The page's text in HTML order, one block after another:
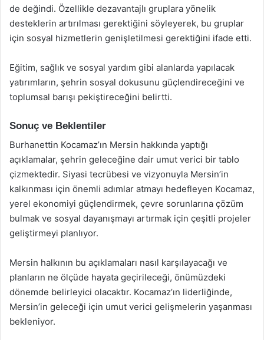
de değindi. Özellikle dezavantajlı gruplara yönelik
desteklerin artırılması gerektiğini söyleyerek, bu gruplar
için sosyal hizmetlerin genişletilmesi gerektiğini ifade etti.
Eğitim, sağlık ve sosyal yardım gibi alanlarda yapılacak
yatırımların, şehrin sosyal dokusunu güçlendireceğini ve
toplumsal barışı pekiştireceğini belirtti.
Sonuç ve Beklentiler
Burhanettin Kocamaz’ın Mersin hakkında yaptığı
açıklamalar, şehrin geleceğine dair umut verici bir tablo
çizmektedir. Siyasi tecrübesi ve vizyonuyla Mersin’in
kalkınması için önemli adımlar atmayı hedefleyen Kocamaz,
yerel ekonomiyi güçlendirmek, çevre sorunlarına çözüm
bulmak ve sosyal dayanışmayı artırmak için çeşitli projeler
geliştirmeyi planlıyor.
Mersin halkının bu açıklamaları nasıl karşılayacağı ve
planların ne ölçüde hayata geçirileceği, önümüzdeki
dönemde belirleyici olacaktır. Kocamaz’ın liderliğinde,
Mersin’in geleceği için umut verici gelişmelerin yaşanması
bekleniyor.